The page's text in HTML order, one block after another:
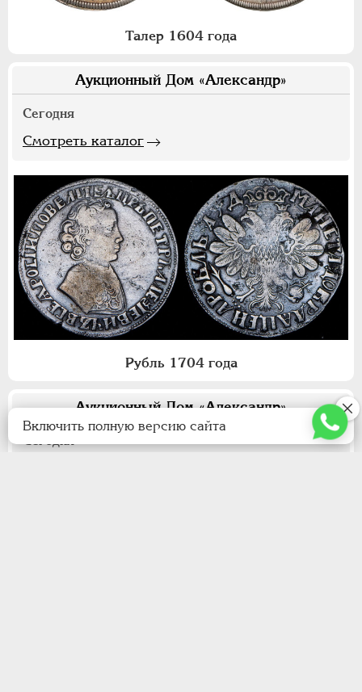
Талер 1604 года
Аукционный Дом «Александр»
Сегодня
Смотреть каталог
Рубль 1704 года
Аукционный Дом «Александр»
Сегодня
Включить полную версию сайта